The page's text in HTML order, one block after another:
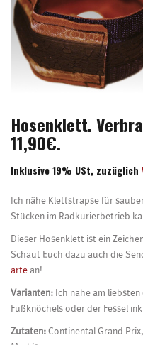
Hosenklett.
11,90€.
Inklusive 19% USt, zuzüglich
Ich nähe Klettstrapse für
Stücken im Radkurierbetrieb
Dieser Hosenklett ist ein
Schaut Euch dazu auch die
arte an!
Varianten: Ich nähe am
Fußknöchels oder der Fessel
Zutaten: Continental Grand